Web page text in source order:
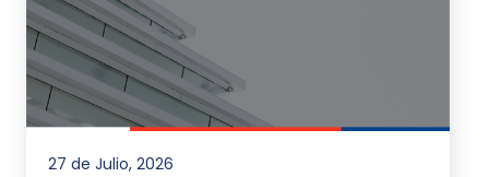
27 de Julio, 2026